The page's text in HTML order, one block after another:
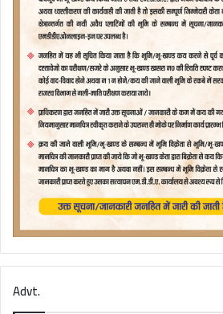
Advt.